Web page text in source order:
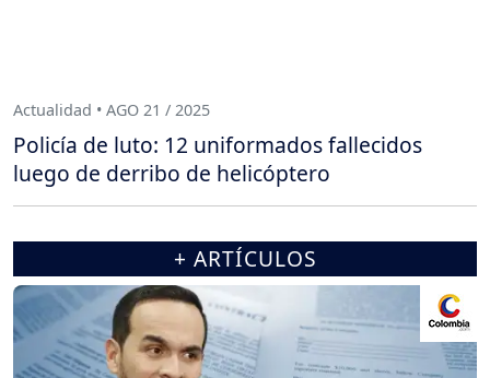
Actualidad • AGO 21 / 2025
Policía de luto: 12 uniformados fallecidos
luego de derribo de helicóptero
+ ARTÍCULOS